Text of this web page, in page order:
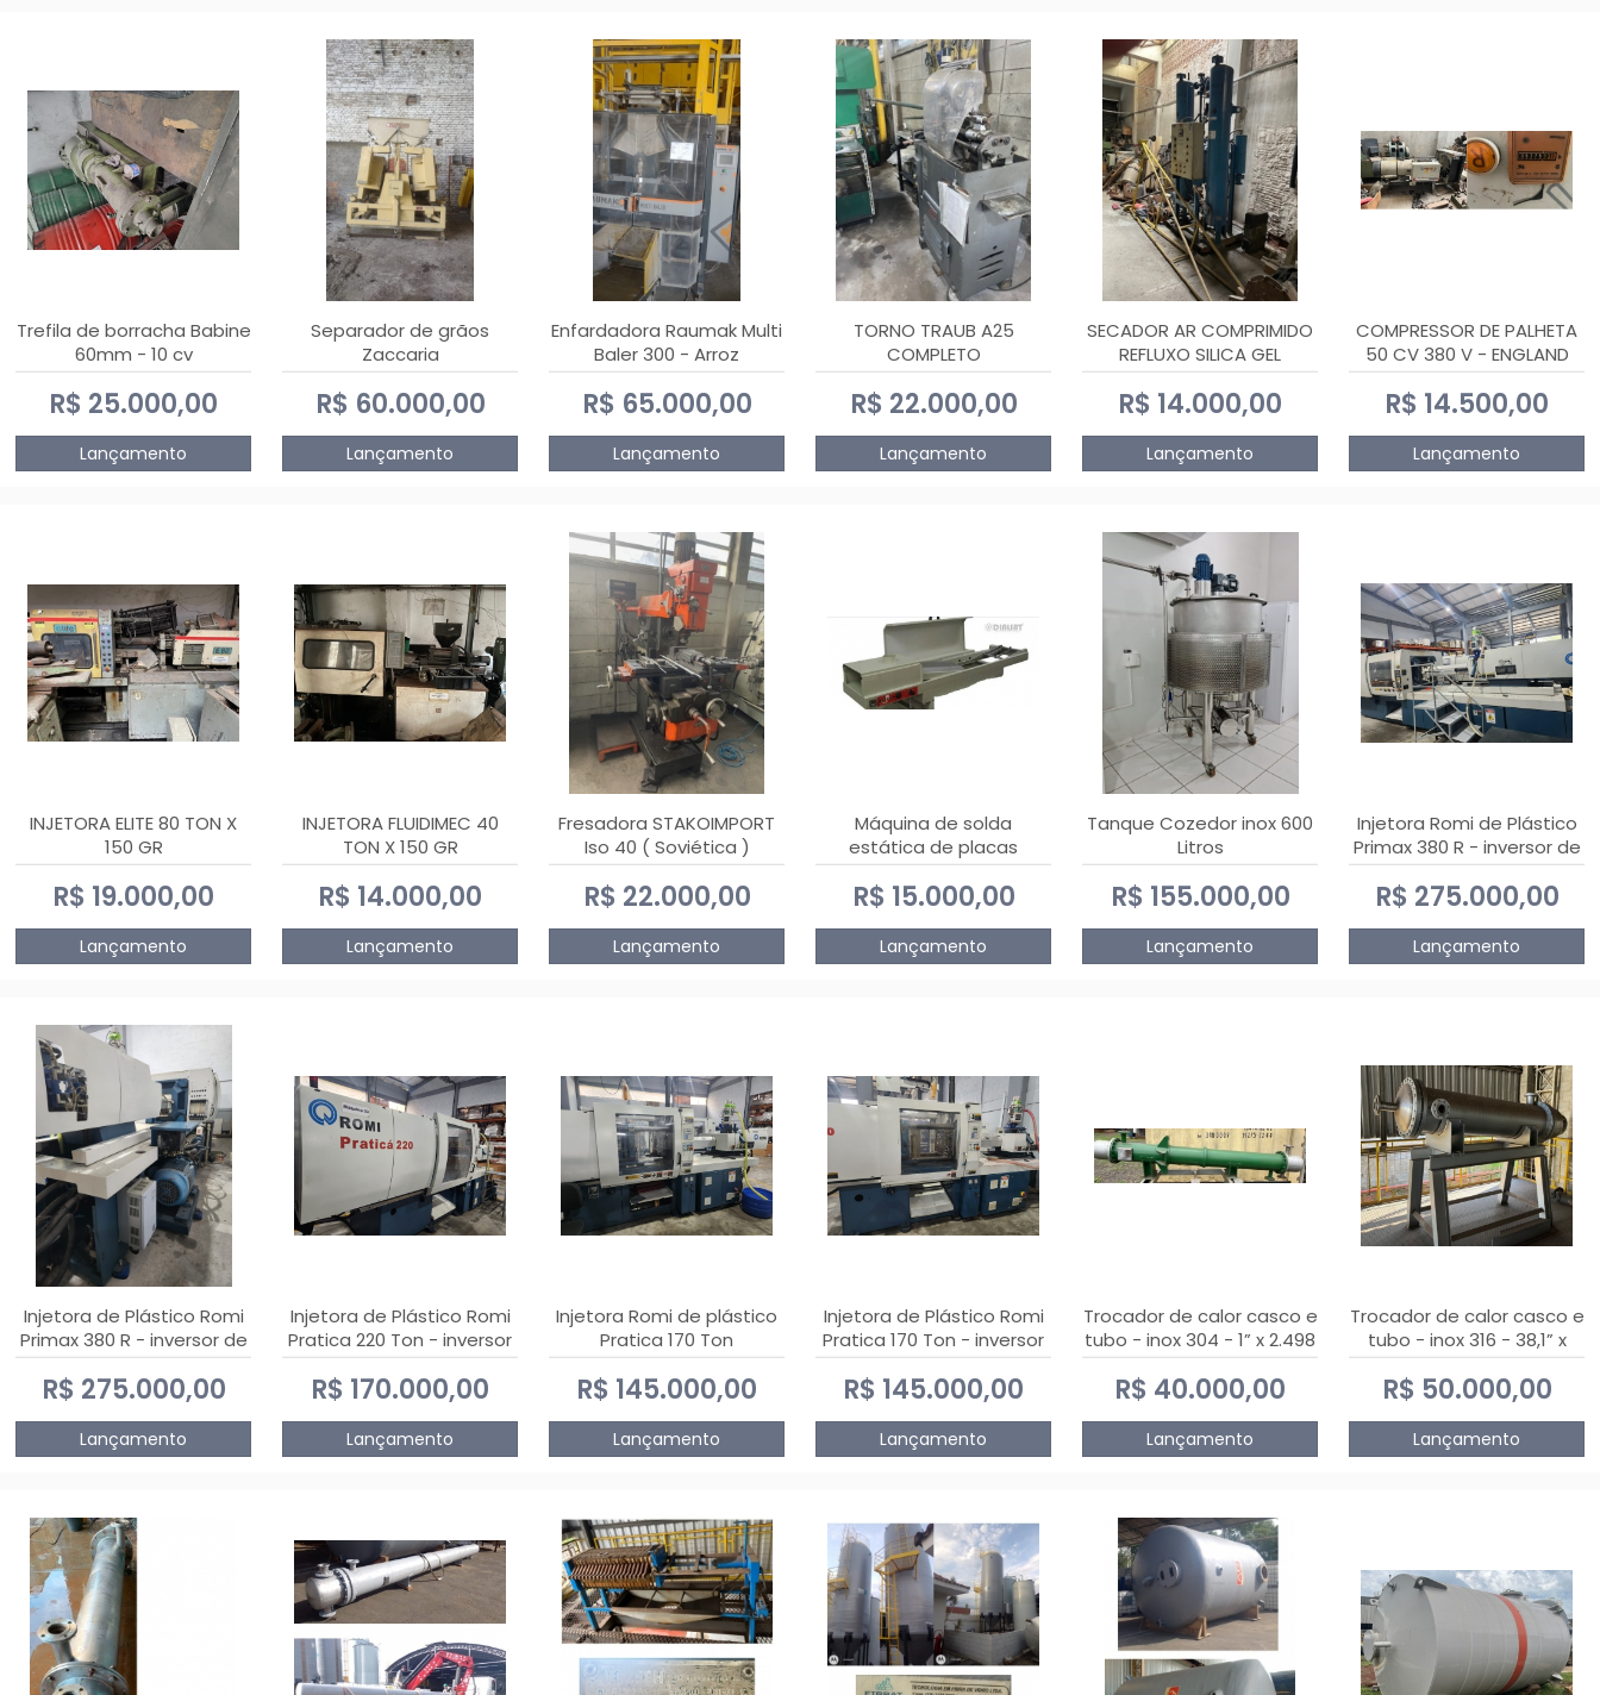
Trefila de borracha Babine
60mm - 10 cv
R$ 25.000,00
Lançamento
Separador de grãos
Zaccaria
R$ 60.000,00
Lançamento
Enfardadora Raumak Multi
Baler 300 - Arroz
R$ 65.000,00
Lançamento
TORNO TRAUB A25
COMPLETO
R$ 22.000,00
Lançamento
SECADOR AR COMPRIMIDO
REFLUXO SILICA GEL
R$ 14.000,00
Lançamento
COMPRESSOR DE PALHETA
50 CV 380 V - ENGLAND
R$ 14.500,00
Lançamento
INJETORA ELITE 80 TON X
150 GR
R$ 19.000,00
Lançamento
INJETORA FLUIDIMEC 40
TON X 150 GR
R$ 14.000,00
Lançamento
Fresadora STAKOIMPORT
Iso 40 ( Soviética )
R$ 22.000,00
Lançamento
Máquina de solda
estática de placas
eletrônicas PTH DIALSAT
R$ 15.000,00
Lançamento
Tanque Cozedor inox 600
Litros
R$ 155.000,00
Lançamento
Injetora Romi de Plástico
Primax 380 R - inversor de
frequência NR 12 - 2008
R$ 275.000,00
Lançamento
Injetora de Plástico Romi
Primax 380 R - inversor de
frequência NR 12
R$ 275.000,00
Lançamento
Injetora de Plástico Romi
Pratica 220 Ton - inversor
de frequência NR 12
R$ 170.000,00
Lançamento
Injetora Romi de plástico
Pratica 170 Ton
R$ 145.000,00
Lançamento
Injetora de Plástico Romi
Pratica 170 Ton - inversor
de frequência NR 12
R$ 145.000,00
Lançamento
Trocador de calor casco e
tubo - inox 304 - 1” x 2.498
mm
R$ 40.000,00
Lançamento
Trocador de calor casco e
tubo - inox 316 - 38,1” x
2.030 mm
R$ 50.000,00
Lançamento